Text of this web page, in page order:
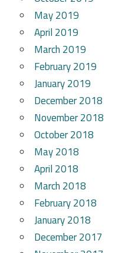
May 2019
April 2019
March 2019
February 2019
January 2019
December 2018
November 2018
October 2018
May 2018
April 2018
March 2018
February 2018
January 2018
December 2017